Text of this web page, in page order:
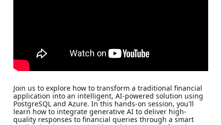
Join us to explore how to transform a traditional financial
application into an intelligent, AI-powered solution using
PostgreSQL and Azure. In this hands-on session, you'll
learn how to integrate generative AI to deliver high-
quality responses to financial queries through a smart